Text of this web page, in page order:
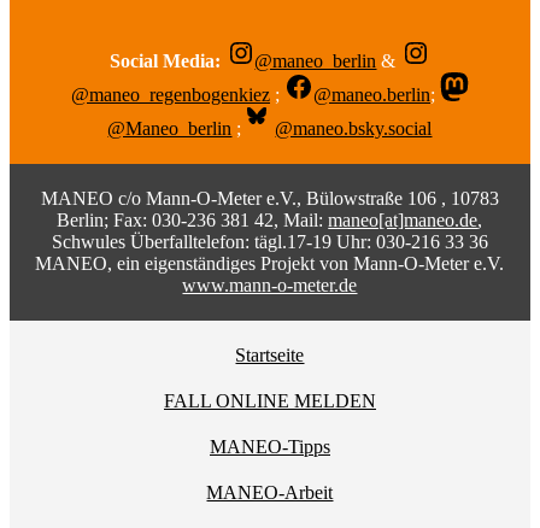
Social Media: @maneo_berlin &
@maneo_regenbogenkiez ; @maneo.berlin;
@Maneo_berlin ; @maneo.bsky.social
MANEO c/o Mann-O-Meter e.V., Bülowstraße 106 , 10783
Berlin; Fax: 030-236 381 42, Mail:maneo[at]maneo.de,
Schwules Überfalltelefon: tägl.17-19 Uhr: 030-216 33 36
MANEO, ein eigenständiges Projekt von Mann-O-Meter e.V.
www.mann-o-meter.de
Startseite
FALL ONLINE MELDEN
MANEO-Tipps
MANEO-Arbeit